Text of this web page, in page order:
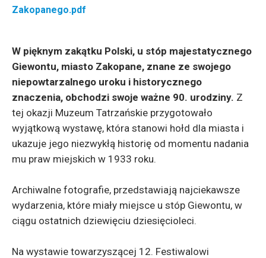
Zakopanego.pdf
W pięknym zakątku Polski, u stóp majestatycznego
Giewontu, miasto Zakopane, znane ze swojego
niepowtarzalnego uroku i historycznego
znaczenia, obchodzi swoje ważne 90. urodziny. Z
tej okazji Muzeum Tatrzańskie przygotowało
wyjątkową wystawę, która stanowi hołd dla miasta i
ukazuje jego niezwykłą historię od momentu nadania
mu praw miejskich w 1933 roku.
Archiwalne fotografie, przedstawiają najciekawsze
wydarzenia, które miały miejsce u stóp Giewontu, w
ciągu ostatnich dziewięciu dziesięcioleci.
Na wystawie towarzyszącej 12. Festiwalowi